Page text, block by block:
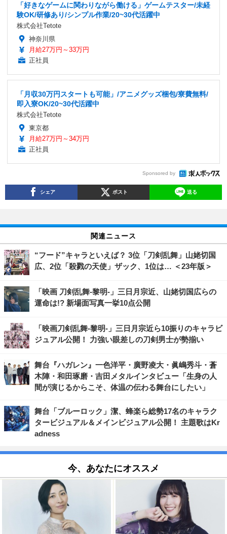
「好きなゲームに関わりながら働ける」ゲームテスター/未経
験OK/研修あり/シンプル作業/20~30代活躍中
株式会社Tetote
神奈川県
月給27万円～33万円
正社員
「月収30万円スタートも可能」/アニメグッズ梱包/寮費無料/
即入寮OK/20~30代活躍中
株式会社Tetote
東京都
月給27万円～34万円
正社員
Sponsored by
シェア ポスト 送る
関連ニュース
“フード”キャラといえば？ 3位「刀剣乱舞」山姥切国
広、2位「殺戮の天使」ザック、1位は… ＜23年版＞
「映画 刀剣乱舞-黎明-」三日月宗近、山姥切国広らの
運命は!? 新場面写真一挙10点公開
「映画刀剣乱舞-黎明-」三日月宗近ら10振りのキャラビ
ジュアル公開！ 力強い眼差しの刀剣男士が勢揃い
舞台『ハガレン』一色洋平・廣野凌大・眞嶋秀斗・蒼
木陣・和田琢磨・吉田メタルインタビュー「生身の人
間が演じるからこそ、体温の伝わる舞台にしたい」
舞台「ブルーロック」潔、蜂楽ら総勢17名のキャラク
タービジュアル＆メインビジュアル公開！ 主題歌はKr
adness
今、あなたにオススメ